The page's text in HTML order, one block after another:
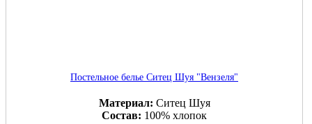
Постельное белье Ситец Шуя "Вензеля"
Материал: Ситец Шуя
Состав: 100% хлопок